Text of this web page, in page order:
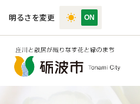
明るさを変更